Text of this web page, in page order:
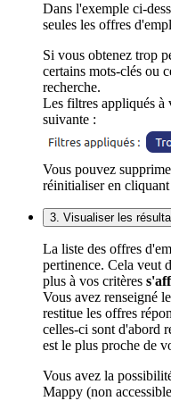
Dans l'exemple ci-
seules les offres
Si vous obtenez trop
certains mots-clés ou
recherche.
Les filtres appliqués à
suivante :
Vous pouvez
réinitialiser en
3. Visualiser les
La liste des offres
pertinence. Cela veut
plus à vos critères
Vous avez renseigné
restitue les offres
celles-ci sont d'abord
est le plus proche de
Vous avez la
Mappy (non